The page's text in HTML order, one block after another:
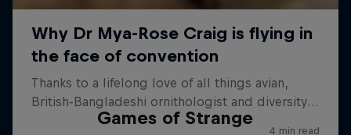
Games of Strange